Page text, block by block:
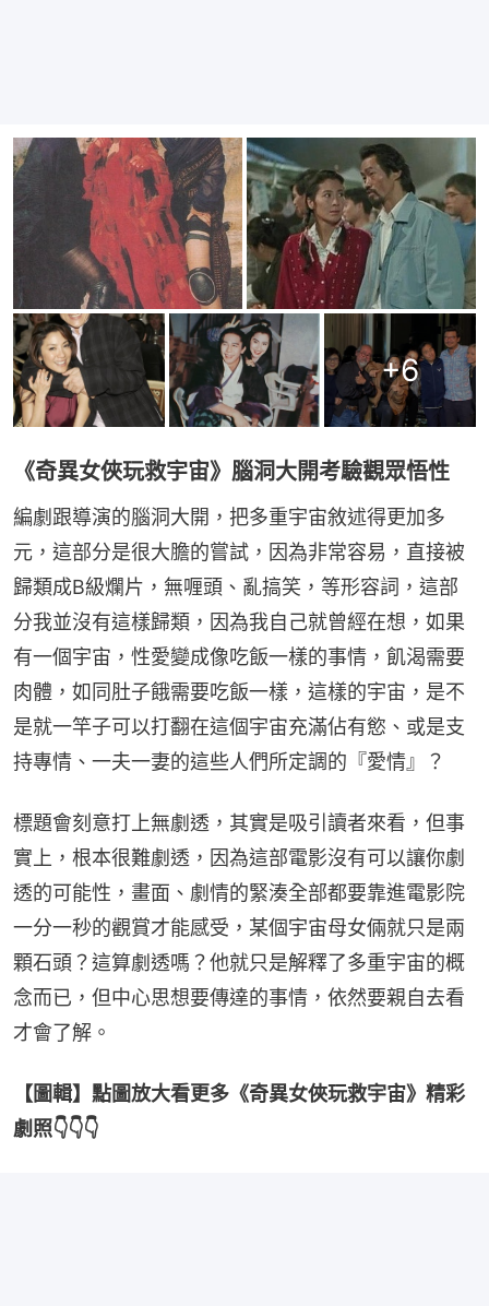
+6
《奇異女俠玩救宇宙》腦洞大開考驗觀眾悟性
編劇跟導演的腦洞大開，把多重宇宙敘述得更加多
元，這部分是很大膽的嘗試，因為非常容易，直接被
歸類成B級爛片，無喱頭、亂搞笑，等形容詞，這部
分我並沒有這樣歸類，因為我自己就曾經在想，如果
有一個宇宙，性愛變成像吃飯一樣的事情，飢渴需要
肉體，如同肚子餓需要吃飯一樣，這樣的宇宙，是不
是就一竿子可以打翻在這個宇宙充滿佔有慾、或是支
持專情、一夫一妻的這些人們所定調的『愛情』？
標題會刻意打上無劇透，其實是吸引讀者來看，但事
實上，根本很難劇透，因為這部電影沒有可以讓你劇
透的可能性，畫面、劇情的緊湊全部都要靠進電影院
一分一秒的觀賞才能感受，某個宇宙母女倆就只是兩
顆石頭？這算劇透嗎？他就只是解釋了多重宇宙的概
念而已，但中心思想要傳達的事情，依然要親自去看
才會了解。
【圖輯】點圖放大看更多《奇異女俠玩救宇宙》精彩
劇照👇👇👇